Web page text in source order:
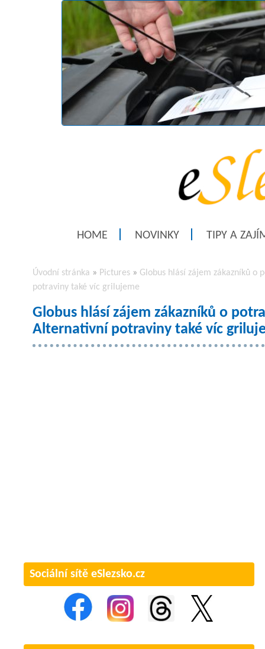
HOME NOVINKY TIPY A
Úvodní stránka » Pictures » Globus hlásí zájem zákazníků o
potraviny také víc grilujeme
Globus hlásí zájem zákazníků o
Alternativní potraviny také víc
Sociální sítě eSlezsko.cz